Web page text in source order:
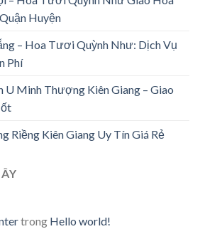
Huyện
– Hoa Tươi Quỳnh Như: Dịch Vụ
Phí
Minh Thượng Kiên Giang – Giao
Riềng Kiên Giang Uy Tín Giá Rẻ
trong Hello world!